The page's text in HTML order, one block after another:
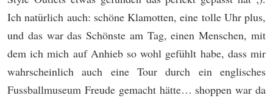
Ich natürlich auch: schöne Klamotten, eine tolle Uhr plus,
und das war das Schönste am Tag, einen Menschen, mit
dem ich mich auf Anhieb so wohl gefühlt habe, dass mir
wahrscheinlich auch eine Tour durch ein englisches
Fussballmuseum Freude gemacht hätte… shoppen war da